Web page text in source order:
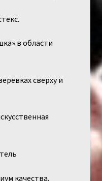
в области
сверху и
качества.